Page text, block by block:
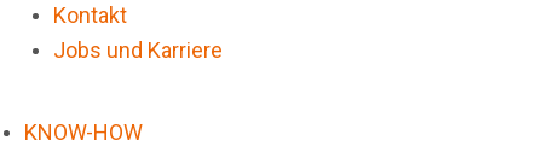
Kontakt
Jobs und Karriere
KNOW-HOW